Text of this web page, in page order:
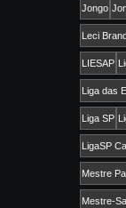
Jongo
Leci
LIESAP
Liga das
Liga SP
LigaSP
Mestre
Mestre-